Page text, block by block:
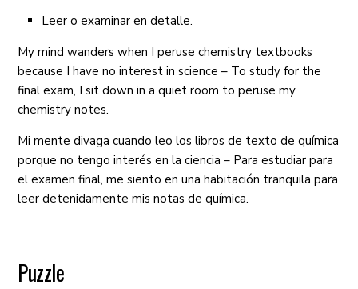
Leer o examinar en detalle.
My mind wanders when I peruse chemistry textbooks
because I have no interest in science – To study for the
final exam, I sit down in a quiet room to peruse my
chemistry notes.
Mi mente divaga cuando leo los libros de texto de química
porque no tengo interés en la ciencia – Para estudiar para
el examen final, me siento en una habitación tranquila para
leer detenidamente mis notas de química.
Puzzle